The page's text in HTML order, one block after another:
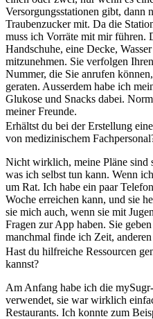
Versorgungsstationen gibt, dann
Traubenzucker mit. Da die
muss ich Vorräte mit mir führen.
Handschuhe, eine Decke,
mitzunehmen. Sie verfolgen
Nummer, die Sie anrufen
geraten. Ausserdem habe ich
Glukose und Snacks dabei.
meiner Freunde.
Erhältst du bei der Erstellung
von medizinischem
Nicht wirklich, meine Pläne sind
was ich selbst tun kann. Wenn
um Rat. Ich habe ein paar
Woche erreichen kann, und sie
sie mich auch, wenn sie mit
Fragen zur App haben. Sie
manchmal finde ich Zeit,
Hast du hilfreiche Ressourcen
kannst?
Am Anfang habe ich die
verwendet, sie war wirklich
Restaurants. Ich konnte zum